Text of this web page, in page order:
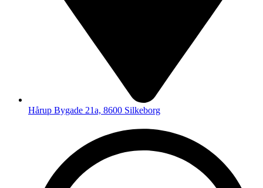
Hårup Bygade 21a, 8600 Silkeborg